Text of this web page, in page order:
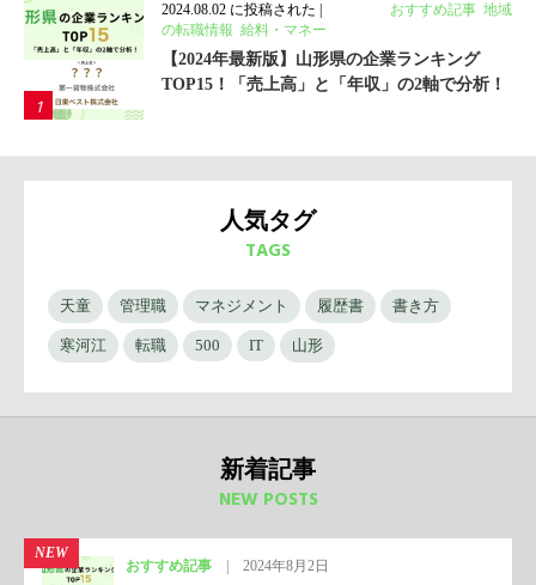
2024.08.02 に投稿された おすすめ記事 地域
の転職情報 給料・マネー
【2024年最新版】山形県の企業ランキング
TOP15！「売上高」と「年収」の2軸で分析！
人気タグ
TAGS
天童 管理職 マネジメント 履歴書 書き方
寒河江 転職 500 IT 山形
新着記事
NEW POSTS
NEW
おすすめ記事 2024年8月2日